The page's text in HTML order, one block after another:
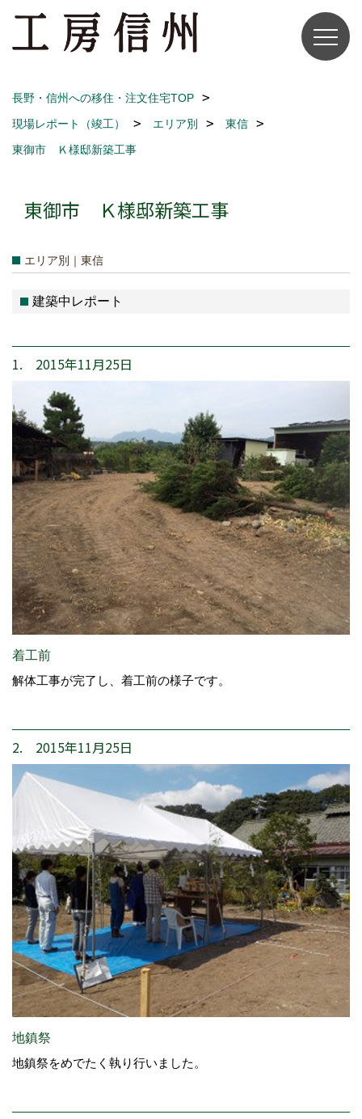
長野・信州への移住・注文住宅TOP
現場レポート（竣工）
エリア別
東信
東御市 Ｋ様邸新築工事
東御市 Ｋ様邸新築工事
エリア別｜東信
建築中レポート
1. 2015年11月25日
着工前
解体工事が完了し、着工前の様子です。
2. 2015年11月25日
地鎮祭
地鎮祭をめでたく執り行いました。